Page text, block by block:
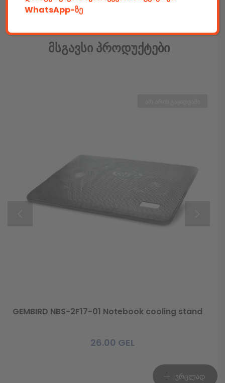
Მსგავსი Პროდუქტები
ვრცლად
GEMBIRD NBS-2F17-01 Notebook cooling stand
26.00 GEL
WhatsApp-ზე